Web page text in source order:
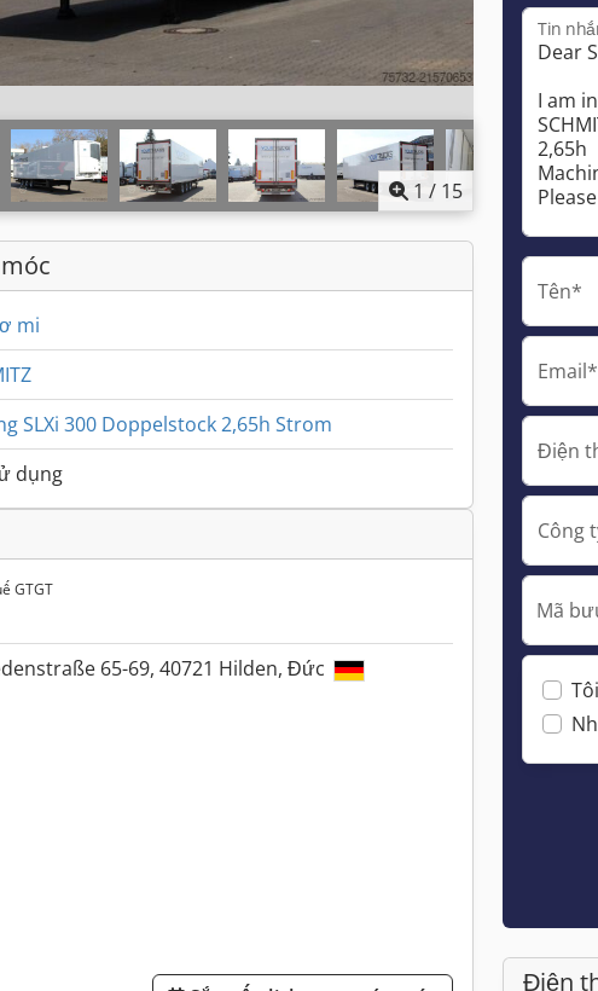
1 / 15
mi
SLXi 300 Doppelstock 2,65h Strom
dụng
GTGT
65-69, 40721 Hilden, Đức
Tin
Tên*
Email*
Điện
Công
Mã
Điện